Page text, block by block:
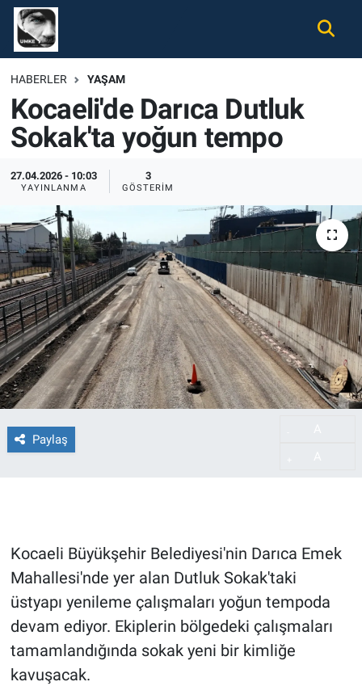
HABERLER YAŞAM
Kocaeli'de Darıca Dutluk
Sokak'ta yoğun tempo
27.04.2026 - 10:03
YAYINLANMA
3
GÖSTERIM
Paylaş
Kocaeli Büyükşehir Belediyesi'nin Darıca Emek
Mahallesi'nde yer alan Dutluk Sokak'taki
üstyapı yenileme çalışmaları yoğun tempoda
devam ediyor. Ekiplerin bölgedeki çalışmaları
tamamlandığında sokak yeni bir kimliğe
kavuşacak.
Gündem
Ekonomi
Spor
Magazin
Tüm Haberler
İletişim
Künye
Nöbetçi Eczaneler
Hava Durumu
Namaz Vakitleri
Trafik Durumu
Süper Lig Puan Durumu ve Fikstür
Tüm Manşetler
Son Dakika Haberleri
Haber Arşivi